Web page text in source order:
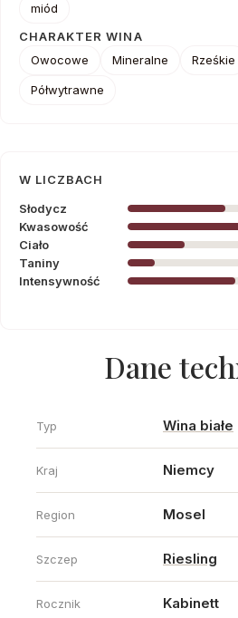
W LICZBACH
Słodycz
Kwasowość
Ciało
Taniny
Intensywność
miód
CHARAKTER WINA
Owocowe
Mineralne Rześkie
Półwytrawne
Dane
Typ Wina białe
Kraj Niemcy
Region Mosel
Szczep Riesling
Rocznik Kabinett